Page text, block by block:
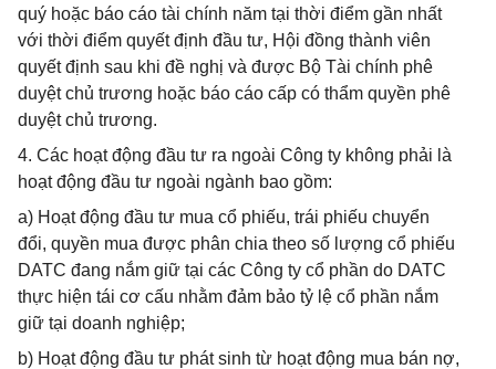
quý hoặc báo cáo tài chính năm tại thời điểm gần nhất
với thời điểm quyết định đầu tư, Hội đồng thành viên
quyết định sau khi đề nghị và được Bộ Tài chính phê
duyệt chủ trương hoặc báo cáo cấp có thẩm quyền phê
duyệt chủ trương.
4. Các hoạt động đầu tư ra ngoài Công ty không phải là
hoạt động đầu tư ngoài ngành bao gồm:
a) Hoạt động đầu tư mua cổ phiếu, trái phiếu chuyển
đổi, quyền mua được phân chia theo số lượng cổ phiếu
DATC đang nắm giữ tại các Công ty cổ phần do DATC
thực hiện tái cơ cấu nhằm đảm bảo tỷ lệ cổ phần nắm
giữ tại doanh nghiệp;
b) Hoạt động đầu tư phát sinh từ hoạt động mua bán nợ,